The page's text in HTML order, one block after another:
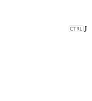
J